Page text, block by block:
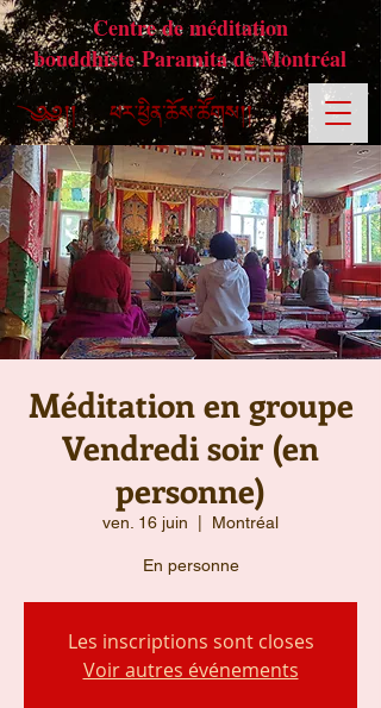
Centre de méditation
bouddhiste Paramita de Montréal
Méditation en groupe
Vendredi soir (en
personne)
ven. 16 juin Montréal
En personne
Les inscriptions sont closes
Voir autres événements